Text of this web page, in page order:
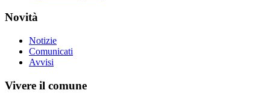
Novità
Notizie
Comunicati
Avvisi
Vivere il comune